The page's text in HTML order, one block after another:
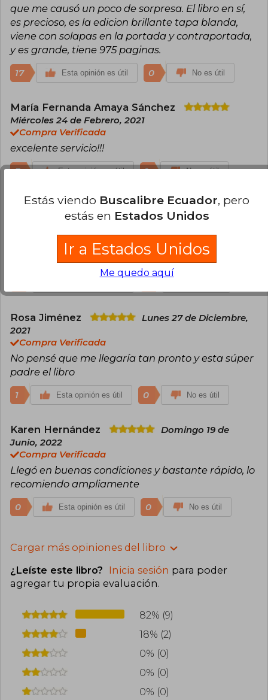
que me causó un poco de sorpresa. El libro en sí,
es precioso, es la edicion brillante tapa blanda,
viene con solapas en la portada y contraportada,
y es grande, tiene 975 paginas.
17 Esta opinión es útil 0 No es útil
María Fernanda Amaya Sánchez
Miércoles 24 de Febrero, 2021
Compra Verificada
excelente servicio!!!
3 Esta opinión es útil 1 No es útil
Michelle Candia
Domingo 04 de Julio,
Se demoró un poco en llegar, pero llegó en
perfectas condiciones
Rosa Jiménez
Lunes 27 de Diciembre,
2021
Compra Verificada
No pensé que me llegaría tan pronto y esta súper
padre el libro
1 Esta opinión es útil 0 No es útil
Karen Hernández
Domingo 19 de
Junio, 2022
Compra Verificada
Llegó en buenas condiciones y bastante rápido, lo
recomiendo ampliamente
0 Esta opinión es útil 0 No es útil
Cargar más opiniones del libro
¿Leíste este libro? Inicia sesión para poder
agregar tu propia evaluación.
82% (9)
18% (2)
0% (0)
0% (0)
0% (0)
Estás viendo Buscalibre Ecuador, pero
estás en Estados Unidos
Ir a Estados Unidos
Me quedo aquí